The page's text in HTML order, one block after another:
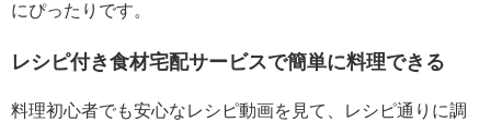
にぴったりです。
レシピ付き食材宅配サービスで簡単に料理できる
料理初心者でも安心なレシピ動画を見て、レシピ通りに調